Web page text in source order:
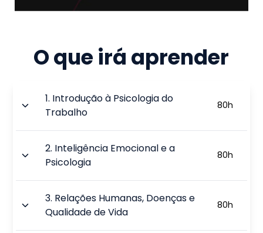
O que irá aprender
1. Introdução à Psicologia do
Trabalho
80h
2. Inteligência Emocional e a
Psicologia
80h
3. Relações Humanas, Doenças e
Qualidade de Vida
80h